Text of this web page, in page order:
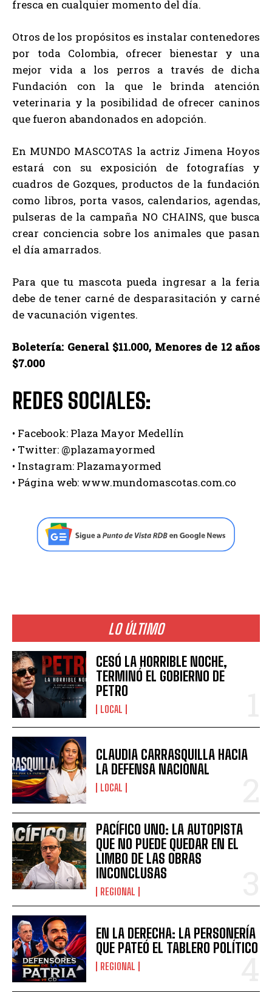
fresca en cualquier momento del día.
Otros de los propósitos es instalar contenedores
por toda Colombia, ofrecer bienestar y una
mejor vida a los perros a través de dicha
Fundación con la que le brinda atención
veterinaria y la posibilidad de ofrecer caninos
que fueron abandonados en adopción.
En MUNDO MASCOTAS la actriz Jimena Hoyos
estará con su exposición de fotografías y
cuadros de Gozques, productos de la fundación
como libros, porta vasos, calendarios, agendas,
pulseras de la campaña NO CHAINS, que busca
crear conciencia sobre los animales que pasan
el día amarrados.
Para que tu mascota pueda ingresar a la feria
debe de tener carné de desparasitación y carné
de vacunación vigentes.
Boletería: General $11.000, Menores de 12 años
$7.000
REDES SOCIALES:
• Facebook: Plaza Mayor Medellín
• Twitter: @plazamayormed
• Instagram: Plazamayormed
• Página web: www.mundomascotas.com.co
LO ÚLTIMO
CESÓ LA HORRIBLE NOCHE,
TERMINÓ EL GOBIERNO DE
PETRO
LOCAL
CLAUDIA CARRASQUILLA HACIA
LA DEFENSA NACIONAL
LOCAL
PACÍFICO UNO: LA AUTOPISTA
QUE NO PUEDE QUEDAR EN EL
LIMBO DE LAS OBRAS
INCONCLUSAS
REGIONAL
EN LA DERECHA: LA PERSONERÍA
QUE PATEÓ EL TABLERO POLÍTICO
REGIONAL